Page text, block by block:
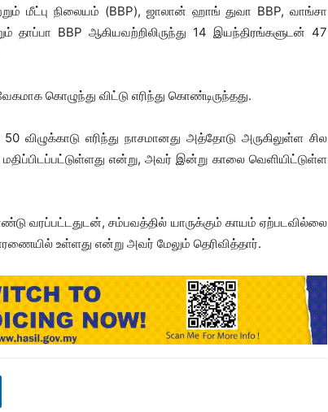
மீட்பு நிலையம் (BBP), ஜாலான் ஹாங் துவா BBP, வாங்சா
தாப்பா BBP ஆகியவற்றிலிருந்து 14 இயந்திரங்களுடன் 47
கொழுந்து விட்டு எரிந்து கொண்டிருந்தது.
எரிந்து நாசமானது அத்தோடு அருகிலுள்ள சில
மதிப்பிடப்பட்டுள்ளது என்று, அவர் இன்று காலை வெளியிட்டுள்ள
வரப்பட்டதுடன், சம்பவத்தில் யாருக்கும் காயம் ஏற்படவில்லை
உள்ளது என்று அவர் மேலும் தெரிவித்தார்.